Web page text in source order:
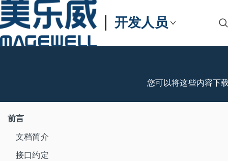
开发人员
您可以将这些内容下
前言
文档简介
接口约定